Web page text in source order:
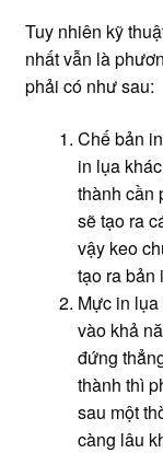
Tuy nhiên kỹ
nhất vẫn là
phải có như sau:
Chế bản
in lụa
thành cần
sẽ tạo ra
vậy keo
tạo ra bản
Mực in
vào khả
đứng
thành thì
sau một
càng lâu